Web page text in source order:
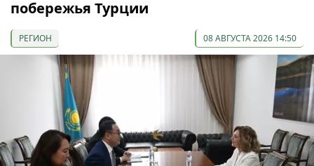
побережья Турции
РЕГИОН 08 АВГУСТА 2026 14:50